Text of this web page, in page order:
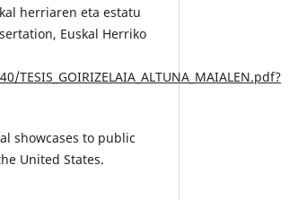
herriaren eta estatu
Euskal Herriko
showcases to public
United States.